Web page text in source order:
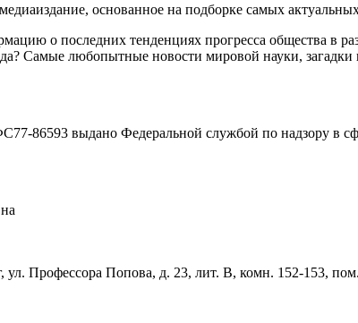
основанное на подборке самых
о последних тенденциях прогресса общества в
Самые любопытные новости мировой науки,
86593 выдано Федеральной службой по надзору в
ул. Профессора Попова, д. 23, лит. В, комн. 152-153,